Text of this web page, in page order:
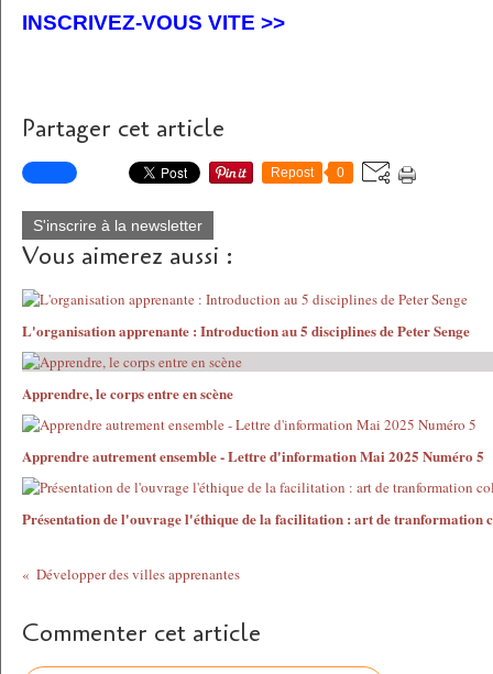
INSCRIVEZ-VOUS VITE >>
Partager cet article
Repost 0
S'inscrire à la newsletter
Vous aimerez aussi :
L'organisation apprenante : Introduction au 5 disciplines de Peter Senge
Apprendre, le corps entre en scène
Apprendre autrement ensemble - Lettre d'information Mai 2025 Numéro 5
Présentation de l'ouvrage l'éthique de la facilitation : art de tranformation
Développer des villes apprenantes
Commenter cet article